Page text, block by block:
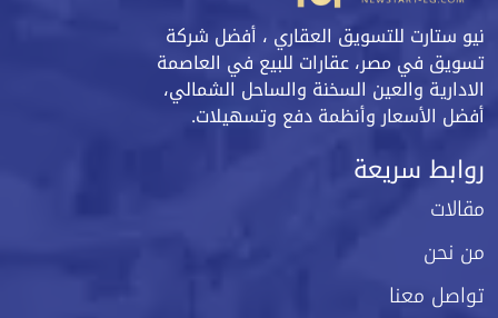
نيو ستارت للتسويق العقاري ، أفضل شركة
تسويق في مصر، عقارات للبيع في العاصمة
الادارية والعين السخنة والساحل الشمالي،
أفضل الأسعار وأنظمة دفع وتسهيلات.
روابط سريعة
مقالات
من نحن
تواصل معنا